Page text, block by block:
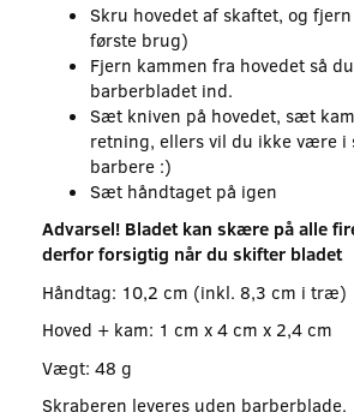
Skru hovedet af skaftet, og
første brug)
Fjern kammen fra hovedet så
barberbladet ind.
Sæt kniven på hovedet, sæt
retning, ellers vil du ikke være i
barbere :)
Sæt håndtaget på igen
Advarsel! Bladet kan skære på alle
derfor forsigtig når du skifter bladet
Håndtag: 10,2 cm (inkl. 8,3 cm i træ)
Hoved + kam: 1 cm x 4 cm x 2,4 cm
Vægt: 48 g
Skraberen leveres uden barberblade.